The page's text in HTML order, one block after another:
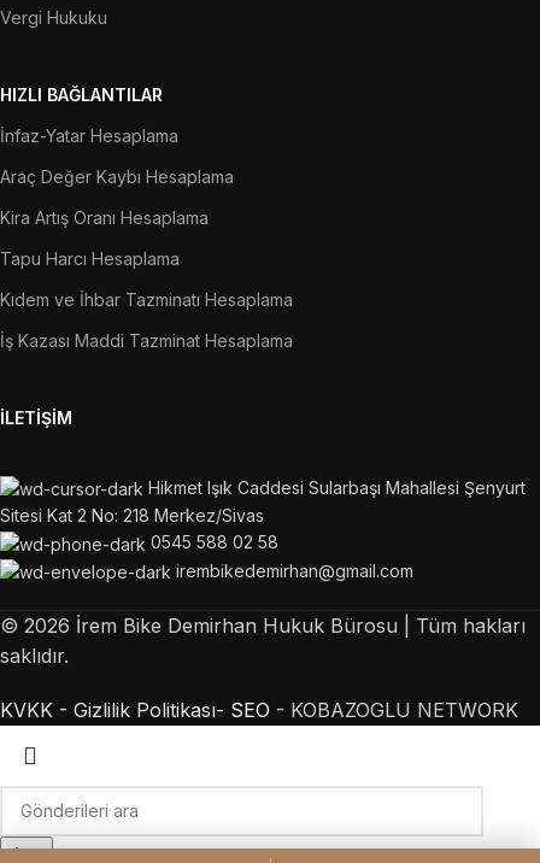
Vergi Hukuku
HIZLI BAĞLANTILAR
İnfaz-Yatar Hesaplama
Araç Değer Kaybı Hesaplama
Kira Artış Oranı Hesaplama
Tapu Harcı Hesaplama
Kıdem ve İhbar Tazminatı Hesaplama
İş Kazası Maddi Tazminat Hesaplama
İLETIŞIM
Hikmet Işık Caddesi Sularbaşı Mahallesi Şenyurt
Sitesi Kat 2 No: 218 Merkez/Sivas
0545 588 02 58
irembikedemirhan@gmail.com
© 2026 İrem Bike Demirhan Hukuk Bürosu | Tüm hakları
saklıdır.
KVKK - Gizlilik Politikası- SEO - KOBAZOGLU NETWORK
Ara